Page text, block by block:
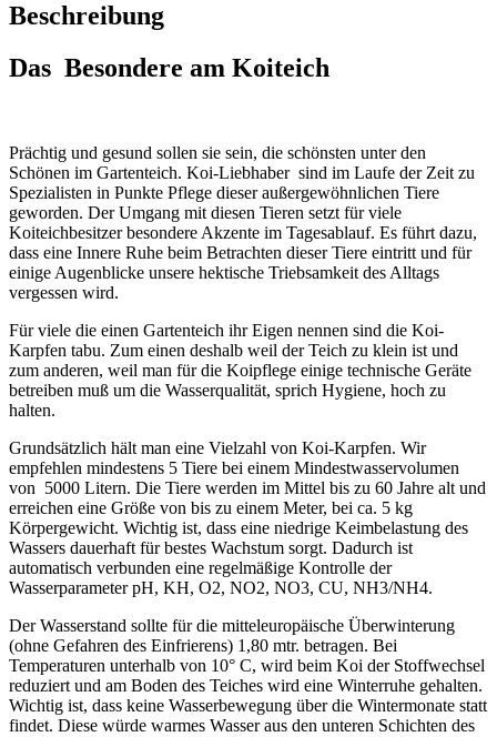
Beschreibung
Das Besondere am Koiteich
Prächtig und gesund sollen sie sein, die schönsten unter den
Schönen im Gartenteich. Koi-Liebhaber sind im Laufe der Zeit zu
Spezialisten in Punkte Pflege dieser außergewöhnlichen Tiere
geworden. Der Umgang mit diesen Tieren setzt für viele
Koiteichbesitzer besondere Akzente im Tagesablauf. Es führt dazu,
dass eine Innere Ruhe beim Betrachten dieser Tiere eintritt und für
einige Augenblicke unsere hektische Triebsamkeit des Alltags
vergessen wird.
Für viele die einen Gartenteich ihr Eigen nennen sind die Koi-
Karpfen tabu. Zum einen deshalb weil der Teich zu klein ist und
zum anderen, weil man für die Koipflege einige technische Geräte
betreiben muß um die Wasserqualität, sprich Hygiene, hoch zu
halten.
Grundsätzlich hält man eine Vielzahl von Koi-Karpfen. Wir
empfehlen mindestens 5 Tiere bei einem Mindestwasservolumen
von 5000 Litern. Die Tiere werden im Mittel bis zu 60 Jahre alt und
erreichen eine Größe von bis zu einem Meter, bei ca. 5 kg
Körpergewicht. Wichtig ist, dass eine niedrige Keimbelastung des
Wassers dauerhaft für bestes Wachstum sorgt. Dadurch ist
automatisch verbunden eine regelmäßige Kontrolle der
Wasserparameter pH, KH, O2, NO2, NO3, CU, NH3/NH4.
Der Wasserstand sollte für die mitteleuropäische Überwinterung
(ohne Gefahren des Einfrierens) 1,80 mtr. betragen. Bei
Temperaturen unterhalb von 10° C, wird beim Koi der Stoffwechsel
reduziert und am Boden des Teiches wird eine Winterruhe gehalten.
Wichtig ist, dass keine Wasserbewegung über die Wintermonate statt
findet. Diese würde warmes Wasser aus den unteren Schichten des